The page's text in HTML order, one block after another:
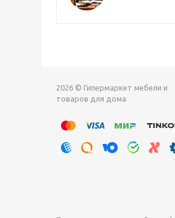
2026 © Гипермаркет мебели и
товаров для дома